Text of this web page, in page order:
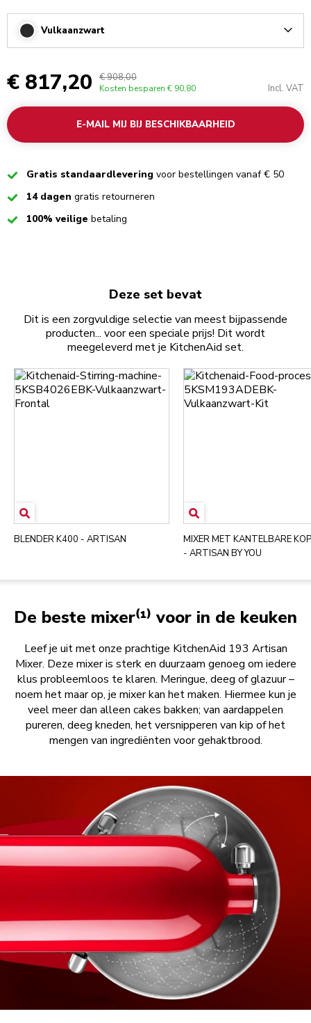
Vulkaanzwart
€ 817,20 € 908,00
Kosten besparen € 90,80 Incl. VAT
E-MAIL MIJ BIJ BESCHIKBAARHEID
CheckedGratis standaardlevering voor bestellingen vanaf € 50
Checked14 dagen gratis retourneren
Checked100% veilige betaling
Deze set bevat
Dit is een zorgvuldige selectie van meest bijpassende
producten... voor een speciale prijs! Dit wordt
meegeleverd met je KitchenAid set.
BLENDER K400 - ARTISAN
MIXER MET KANTELBARE
- ARTISAN BY YOU
De beste mixer⁽¹⁾ voor in de keuken
Leef je uit met onze prachtige KitchenAid 193 Artisan
Mixer. Deze mixer is sterk en duurzaam genoeg om iedere
klus probleemloos te klaren. Meringue, deeg of glazuur –
noem het maar op, je mixer kan het maken. Hiermee kun je
veel meer dan alleen cakes bakken; van aardappelen
pureren, deeg kneden, het versnipperen van kip of het
mengen van ingrediënten voor gehaktbrood.